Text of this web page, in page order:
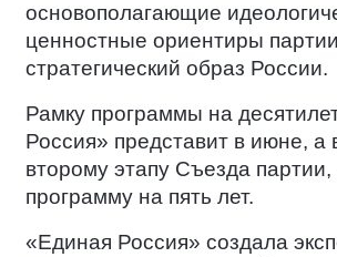
основополагающие
ценностные ориентиры
стратегический образ России.
Рамку программы на
Россия» представит в июне, а
второму этапу Съезда
программу на пять лет.
«Единая Россия» создала